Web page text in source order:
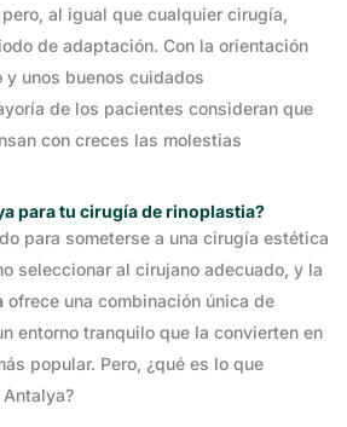
al igual que cualquier cirugía,
de adaptación. Con la orientación
unos buenos cuidados
de los pacientes consideran que
con creces las molestias
para tu cirugía de rinoplastia?
para someterse a una cirugía estética
seleccionar al cirujano adecuado, y la
ofrece una combinación única de
entorno tranquilo que la convierten en
popular. Pero, ¿qué es lo que